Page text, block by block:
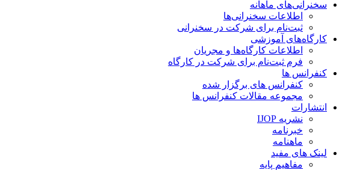
سخنرانی‌های ماهانه
اطلاعات سخنرانی‌‌ها
ثبت‌نام برای شرکت در سخنرانی
کارگاه‌های آموزشی
اطلاعات کارگاه‌ها و مجریان
فرم ثبت‌نام برای شرکت در کارگاه
کنفرانس ها
کنفرانس های برگزار شده
مجموعه مقالات کنفرانس ها
انتشارات
نشریه IJOP
خبرنامه
ماهنامه
لینک های مفید
مفاهیم پایه